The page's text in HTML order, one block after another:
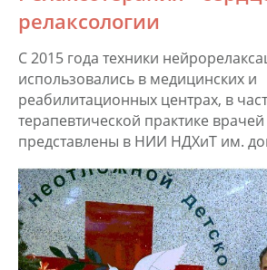
релаксологии
С 2015 года техники
использовались в медицинских и
реабилитационных центрах, в
терапевтической практике
представлены в НИИ НДХиТ им.